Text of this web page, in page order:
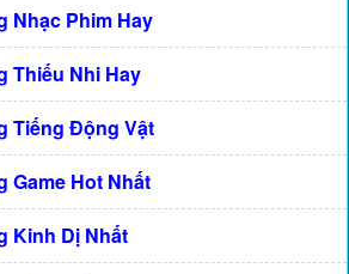
Nhạc Phim Hay
Thiếu Nhi Hay
Tiếng Động Vật
Game Hot Nhất
Kinh Dị Nhất